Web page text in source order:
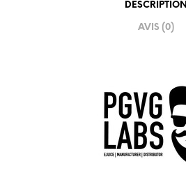
DESCRIPTION
AVIS (0)